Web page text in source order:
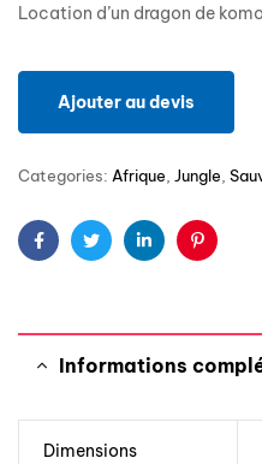
Location d’un dragon de
Ajouter au devis
Categories: Afrique Jungle
FacebookTwitterLinkedinPinterest
Informations
Dimensions